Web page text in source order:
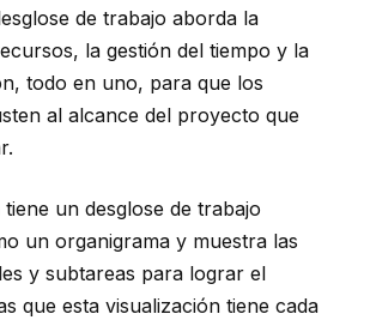
de trabajo aborda la
la gestión del tiempo y la
todo en uno, para que los
al alcance del proyecto que
tiene un desglose de trabajo
un organigrama y muestra las
y subtareas para lograr el
que esta visualización tiene cada